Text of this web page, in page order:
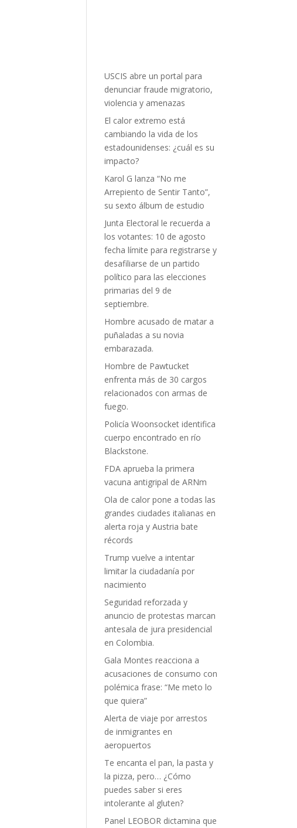
USCIS abre un portal para
denunciar fraude migratorio,
violencia y amenazas
El calor extremo está
cambiando la vida de los
estadounidenses: ¿cuál es su
impacto?
Karol G lanza “No me
Arrepiento de Sentir Tanto”,
su sexto álbum de estudio
Junta Electoral le recuerda a
los votantes: 10 de agosto
fecha límite para registrarse y
desafiliarse de un partido
político para las elecciones
primarias del 9 de
septiembre.
Hombre acusado de matar a
puñaladas a su novia
embarazada.
Hombre de Pawtucket
enfrenta más de 30 cargos
relacionados con armas de
fuego.
Policía Woonsocket identifica
cuerpo encontrado en río
Blackstone.
FDA aprueba la primera
vacuna antigripal de ARNm
Ola de calor pone a todas las
grandes ciudades italianas en
alerta roja y Austria bate
récords
Trump vuelve a intentar
limitar la ciudadanía por
nacimiento
Seguridad reforzada y
anuncio de protestas marcan
antesala de jura presidencial
en Colombia.
Gala Montes reacciona a
acusaciones de consumo con
polémica frase: “Me meto lo
que quiera”
Alerta de viaje por arrestos
de inmigrantes en
aeropuertos
Te encanta el pan, la pasta y
la pizza, pero… ¿Cómo
puedes saber si eres
intolerante al gluten?
Panel LEOBOR dictamina que